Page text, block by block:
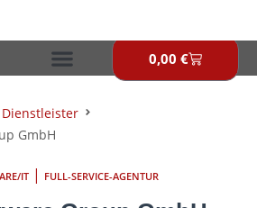
0,00 €
Dienstleister
GmbH
IT | FULL-SERVICE-AGENTUR